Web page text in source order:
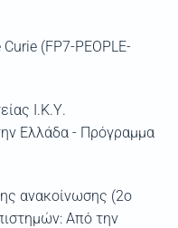
Curie (FP7-PEOPLE-
Ι.Κ.Υ.
Ελλάδα - Πρόγραμμα
ανακοίνωσης (2ο
Από την